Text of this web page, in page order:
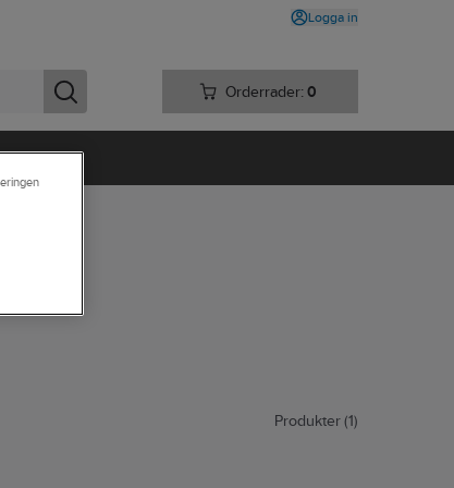
Logga in
Orderrader: 0
Produkter (1)